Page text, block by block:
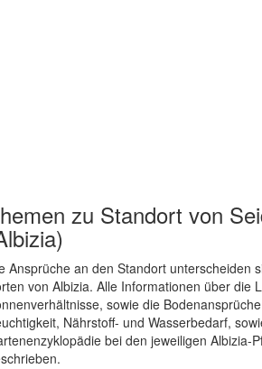
zu Standort von
Ansprüche an den Standort unterscheiden
von Albizia. Alle Informationen über die
sowie die
Nährstoff- und Wasserbedarf,
bei den jeweiligen Albizia-